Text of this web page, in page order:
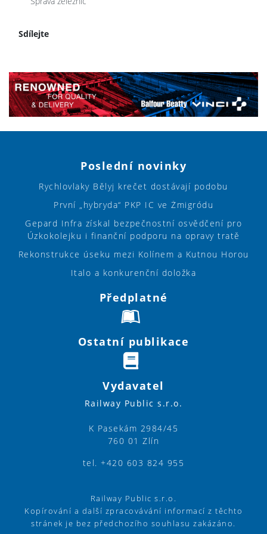
Sdílejte
Poslední novinky
Rychlovlaky Bělyj krečet dostávají podobu
První „hybryda“ PKP IC ve Żmigródu
Gepard Infra získal bezpečnostní osvědčení pro
Úzkokolejku i finanční podporu na opravy tratě
Rekonstrukce úseku mezi Kolínem a Kutnou Horou
Italo a konkurenční doložka
Předplatné
Ostatní publikace
Vydavatel
Railway Public s.r.o.
K Pasekám 2984/45
760 01 Zlín
tel. +420 603 824 955
Railway Public s.r.o.
Kopírování a další zpracovávání informací z těchto
stránek je bez předchozího souhlasu zakázáno.